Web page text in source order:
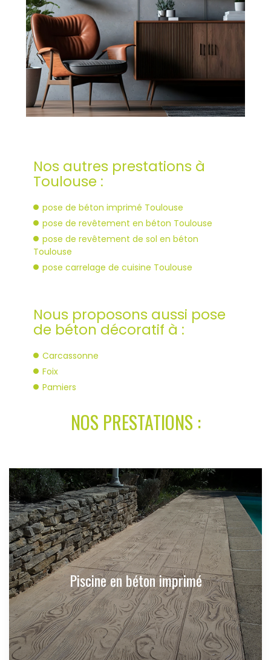
Nos autres prestations à
Toulouse :
pose de béton imprimé Toulouse
pose de revêtement en béton Toulouse
pose de revêtement de sol en béton
Toulouse
pose carrelage de cuisine Toulouse
Nous proposons aussi pose
de béton décoratif à :
Carcassonne
Foix
Pamiers
NOS PRESTATIONS :
Piscine en béton imprimé